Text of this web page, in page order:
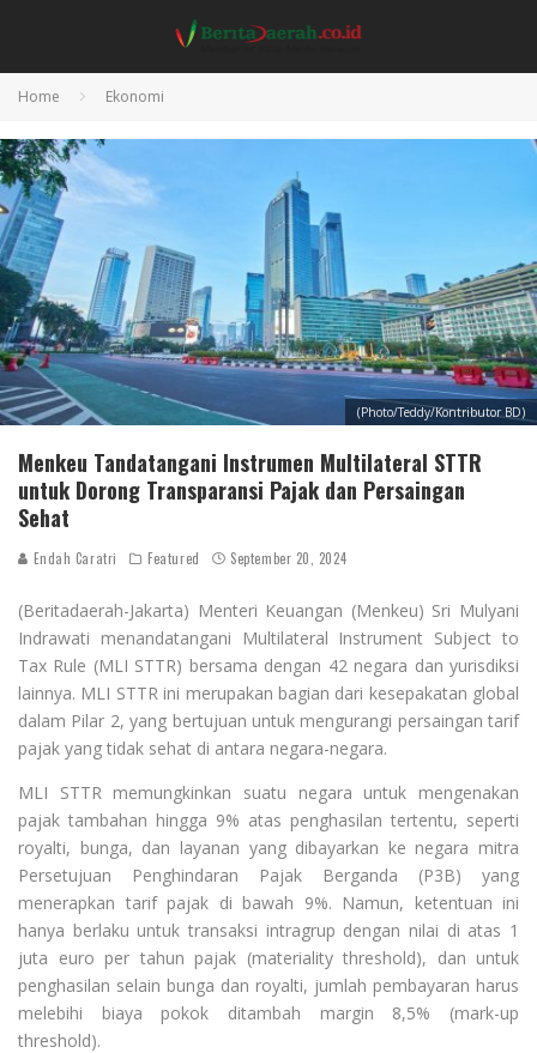
Home Ekonomi
(Photo/Teddy/Kontributor BD)
Menkeu Tandatangani Instrumen Multilateral STTR
untuk Dorong Transparansi Pajak dan Persaingan
Sehat
Endah Caratri Featured September 20, 2024
(Beritadaerah-Jakarta) Menteri Keuangan (Menkeu) Sri Mulyani
Indrawati menandatangani Multilateral Instrument Subject to
Tax Rule (MLI STTR) bersama dengan 42 negara dan yurisdiksi
lainnya. MLI STTR ini merupakan bagian dari kesepakatan global
dalam Pilar 2, yang bertujuan untuk mengurangi persaingan tarif
pajak yang tidak sehat di antara negara-negara.
MLI STTR memungkinkan suatu negara untuk mengenakan
pajak tambahan hingga 9% atas penghasilan tertentu, seperti
royalti, bunga, dan layanan yang dibayarkan ke negara mitra
Persetujuan Penghindaran Pajak Berganda (P3B) yang
menerapkan tarif pajak di bawah 9%. Namun, ketentuan ini
hanya berlaku untuk transaksi intragrup dengan nilai di atas 1
juta euro per tahun pajak (materiality threshold), dan untuk
penghasilan selain bunga dan royalti, jumlah pembayaran harus
melebihi biaya pokok ditambah margin 8,5% (mark-up
threshold).